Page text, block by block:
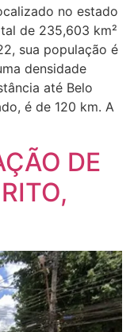
no estado
de 235,603 km²
sua população é
densidade
até Belo
é de 120 km. A
DE